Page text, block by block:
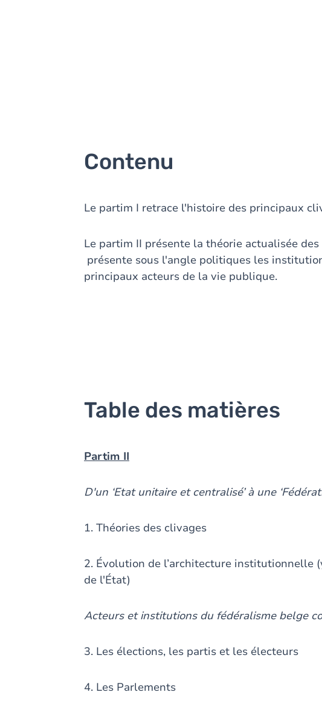
Contenu
Le partim I retrace l'histoire des principaux
Le partim II présente la théorie actualisée
présente sous l'angle politiques les
principaux acteurs de la vie publique.
Table des matières
Partim II
D'un ‘Etat unitaire et centralisé’ à une
1. Théories des clivages
2. Évolution de l’architecture institutionnelle
de l'État)
Acteurs et institutions du fédéralisme belge
3. Les élections, les partis et les électeurs
4. Les Parlements